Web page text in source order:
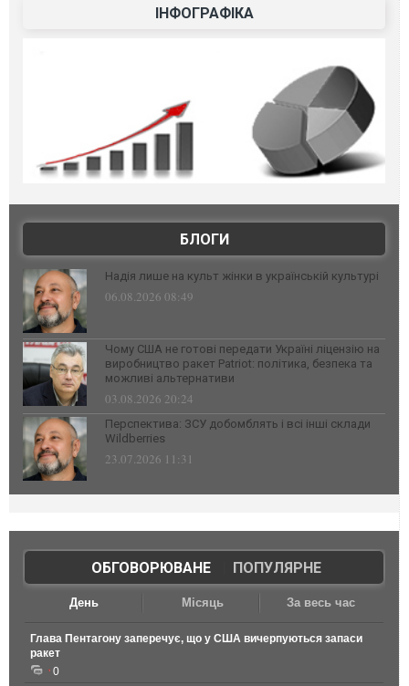
ІНФОГРАФІКА
БЛОГИ
Надія лише на культ жінки в українській культурі
06.08.2026 08:49
Чому США не готові передати Україні ліцензію на
виробництво ракет Patriot: політика, безпека та
можливі альтернативи
03.08.2026 20:24
Перспектива: ЗСУ добомблять і всі інші склади
Wildberries
23.07.2026 11:31
ОБГОВОРЮВАНЕ| ПОПУЛЯРНЕ
День Місяць За весь час
Глава Пентагону заперечує, що у США вичерпуються запаси
ракет
0